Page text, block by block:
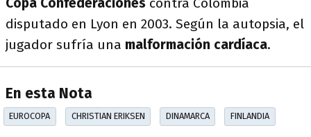
disputado en Lyon en 2003. Según la autopsia, el
jugador sufría una malformación cardíaca.
En esta Nota
EUROCOPA CHRISTIAN ERIKSEN DINAMARCA FINLANDIA